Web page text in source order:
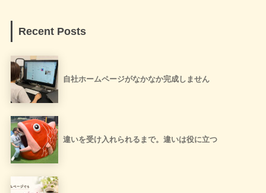
Recent Posts
自社ホームページがなかなか完成しません
違いを受け入れられるまで。違いは役に立つ